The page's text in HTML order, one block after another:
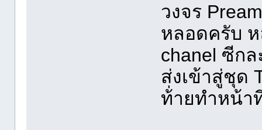
วงจร
หลอดครับ
chanel ซีก
ส่งเข้าสู่ชุด
ท้่ายทำหน้า